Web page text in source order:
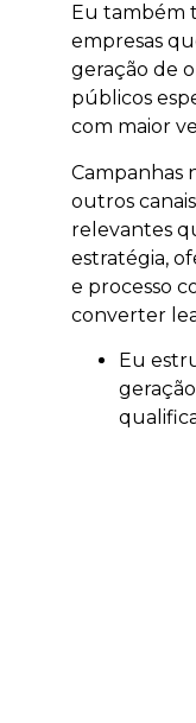
Eu também
empresas
geração de
públicos
com maior
Campanhas
outros
relevantes
estratégia,
e processo
converter
Eu